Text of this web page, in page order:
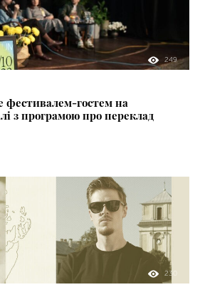
249
фестивалем-гостем на
з програмою про переклад
230